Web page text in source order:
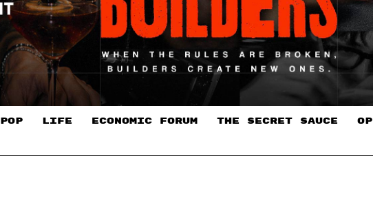
POP LIFE ECONOMIC FORUM THE SECRET SAUCE​